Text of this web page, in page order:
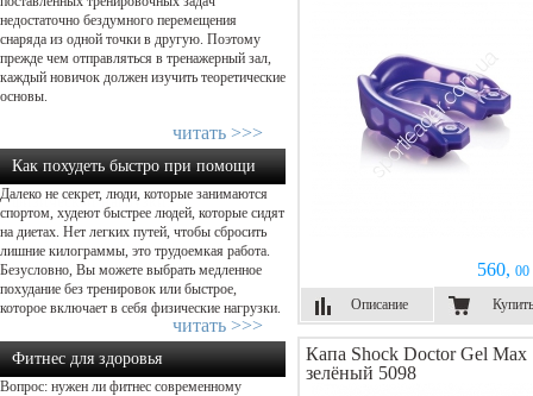
недостаточно бездумного перемещения
снаряда из одной точки в другую. Поэтому
прежде чем отправляться в тренажерный зал,
каждый новичок должен изучить теоретические
основы.
читать >>>
Как похудеть быстро при помощи
физической нагрузки...
Далеко не секрет, люди, которые занимаются
спортом, худеют быстрее людей, которые сидят
на диетах. Нет легких путей, чтобы сбросить
лишние килограммы, это трудоемкая работа.
Безусловно, Вы можете выбрать медленное
похудание без тренировок или быстрое,
которое включает в себя физические нагрузки.
читать >>>
Фитнес для здоровья
Вопрос: нужен ли фитнес современному
560, 00
Описание
Купить
Капа Shock Doctor Gel Max
зелёный 5098